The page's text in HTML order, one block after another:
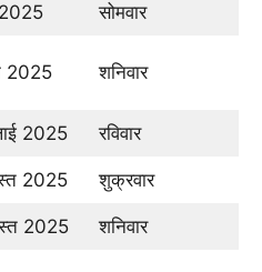
सोमवार
2025 शनिवार
2025 रविवार
2025 शुक्रवार
2025 शनिवार